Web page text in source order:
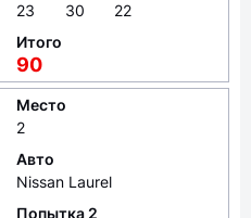
23
30
22
Итого
90
Место
2
Авто
Nissan Laurel
Попытка 2